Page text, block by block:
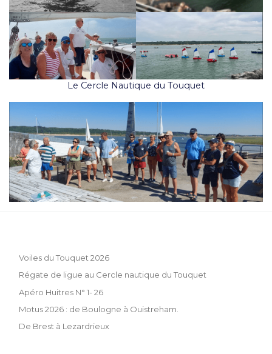
Le Cercle Nautique du Touquet
Voiles du Touquet 2026
Régate de ligue au Cercle nautique du Touquet
Apéro Huitres N° 1- 26
Motus 2026 : de Boulogne à Ouistreham.
De Brest à Lezardrieux